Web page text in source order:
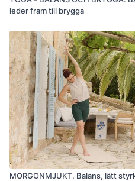
leder fram till brygga
MORGONMJUKT. Balans, lätt